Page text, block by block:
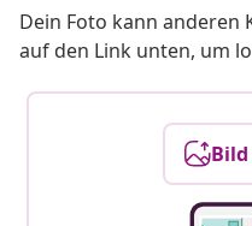
Dein Foto kann anderen
auf den Link unten, um